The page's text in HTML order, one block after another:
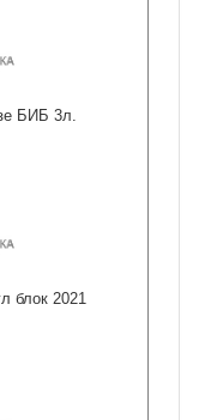
БИБ 3л.
блок 2021